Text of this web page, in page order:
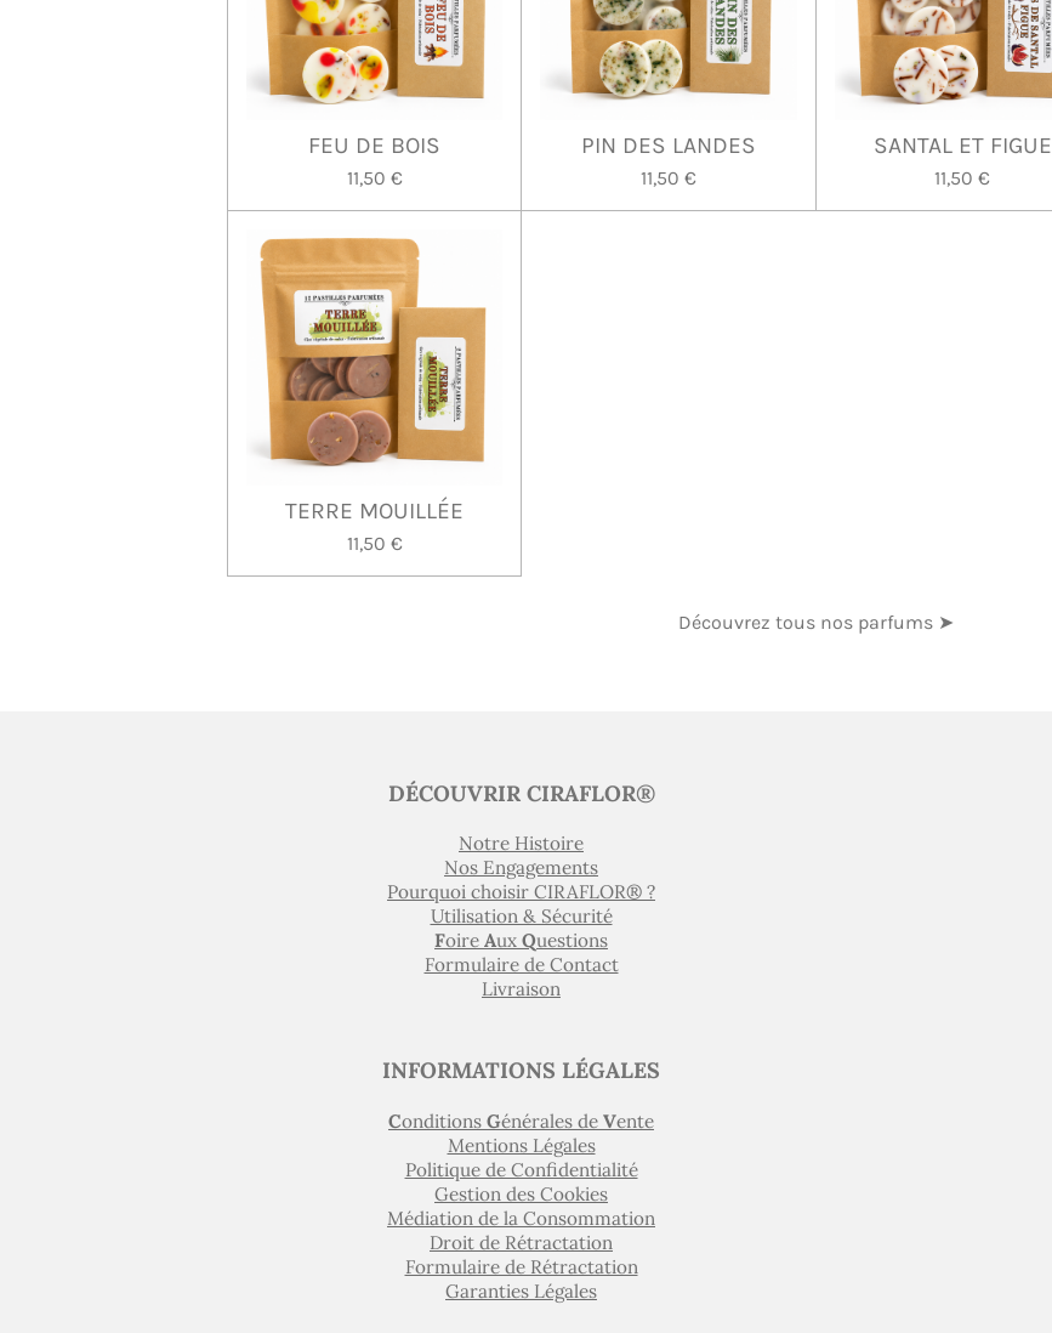
FEU DE BOIS
11,50 €
PIN DES LANDES
11,50 €
SANTAL ET FIGUE
11,50 €
TERRE MOUILLÉE
11,50 €
Découvrez tous nos parfums ➤
DÉCOUVRIR CIRAFLOR®
Notre Histoire
Nos Engagements
Pourquoi choisir CIRAFLOR® ?
Utilisation & Sécurité
Foire Aux Questions
Formulaire de Contact
Livraison
INFORMATIONS LÉGALES
Conditions Générales de Vente
Mentions Légales
Politique de Confidentialité
Gestion des Cookies
Médiation de la Consommation
Droit de Rétractation
Formulaire de Rétractation
Garanties Légales